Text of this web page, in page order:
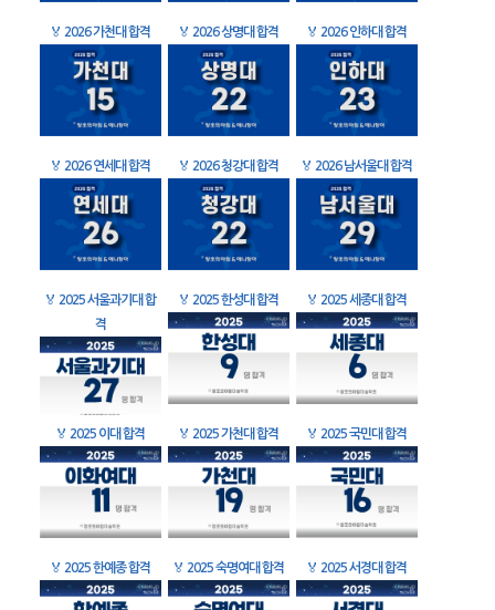
🏅 2026 가천대 합격 🏅 2026 상명대 합격 🏅 2026 인하대 합격
🏅 2026 연세대 합격 🏅 2026 청강대 합격 🏅 2026 남서울대 합격
🏅 2025 서울과기대 합
격
🏅 2025 한성대 합격 🏅 2025 세종대 합격
🏅 2025 이대 합격 🏅 2025 가천대 합격 🏅 2025 국민대 합격
🏅 2025 한예종 합격 🏅 2025 숙명여대 합격 🏅 2025 서경대 합격